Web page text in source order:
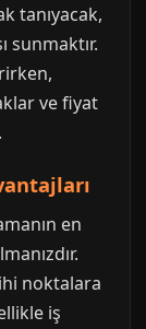
tanıyacak,
sunmaktır.
ve fiyat
en
noktalara
iş